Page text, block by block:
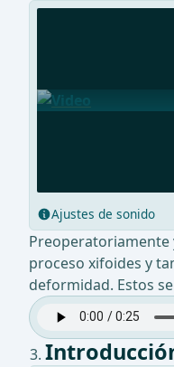
Ajustes de sonido
Preoperatoriamente
proceso xifoides y
deformidad. Estos